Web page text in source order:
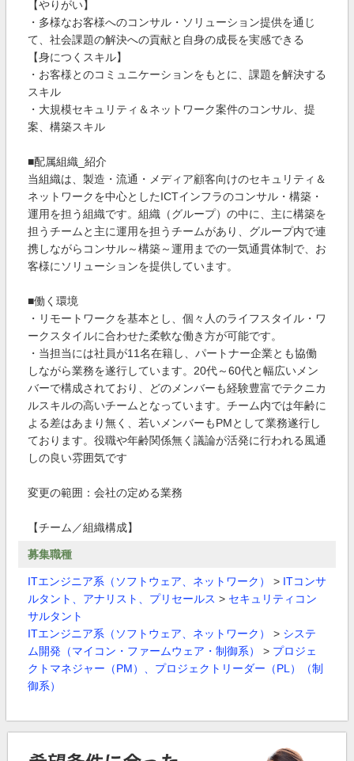
【やりがい】
・多様なお客様へのコンサル・ソリューション提供を通じ
て、社会課題の解決への貢献と自身の成長を実感できる
【身につくスキル】
・お客様とのコミュニケーションをもとに、課題を解決する
スキル
・大規模セキュリティ＆ネットワーク案件のコンサル、提
案、構築スキル
■配属組織_紹介
当組織は、製造・流通・メディア顧客向けのセキュリティ＆
ネットワークを中心としたICTインフラのコンサル・構築・
運用を担う組織です。組織（グループ）の中に、主に構築を
担うチームと主に運用を担うチームがあり、グループ内で連
携しながらコンサル～構築～運用までの一気通貫体制で、お
客様にソリューションを提供しています。
■働く環境
・リモートワークを基本とし、個々人のライフスタイル・ワ
ークスタイルに合わせた柔軟な働き方が可能です。
・当担当には社員が11名在籍し、パートナー企業とも協働
しながら業務を遂行しています。20代～60代と幅広いメン
バーで構成されており、どのメンバーも経験豊富でテクニカ
ルスキルの高いチームとなっています。チーム内では年齢に
よる差はあまり無く、若いメンバーもPMとして業務遂行し
ております。役職や年齢関係無く議論が活発に行われる風通
しの良い雰囲気です
変更の範囲：会社の定める業務
【チーム／組織構成】
募集職種
ITエンジニア系（ソフトウェア、ネットワーク） > ITコンサ
ルタント、アナリスト、プリセールス > セキュリティコン
サルタント
ITエンジニア系（ソフトウェア、ネットワーク）
> システ
ム開発（マイコン・ファームウェア・制御系）
> プロジェ
クトマネジャー（PM）、プロジェクトリーダー（PL）（制
御系）